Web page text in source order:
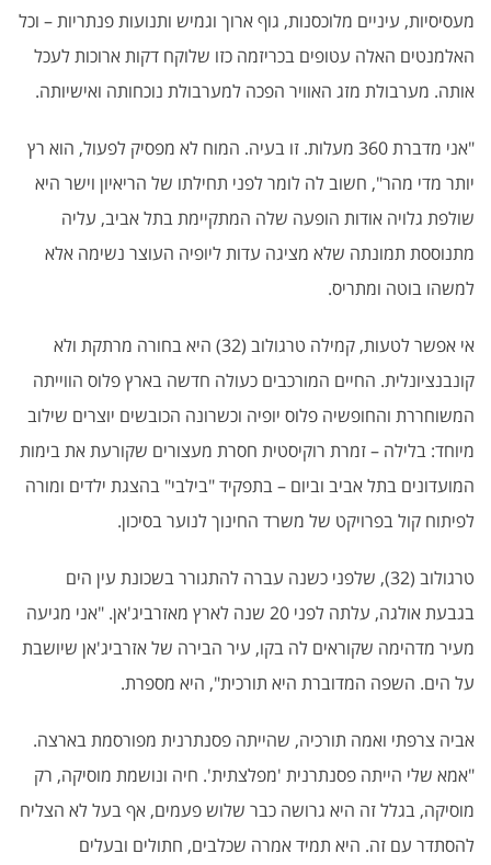
מעסיסיות, עיניים מלוכסנות, גוף ארוך וגמיש ותנועות פנתריות – וכל
האלמנטים האלה עטופים בכריזמה כזו שלוקח דקות ארוכות לעכל
אותה. מערבולת מזג האוויר הפכה למערבולת נוכחותה ואישיותה.
"
אני מדברת 360 מעלות. זו בעיה. המוח לא מפסיק לפעול, הוא רץ
יותר מדי מהר", חשוב לה לומר לפני תחילתו של הריאיון וישר היא
שולפת גלויה אודות הופעה שלה המתקיימת בתל אביב, עליה
מתנוססת תמונתה שלא מציגה עדות ליופיה העוצר נשימה אלא
למשהו בוטה ומתריס.
אי אפשר לטעות, קמילה טרגולוב (32) היא בחורה מרתקת ולא
קונבנציונלית. החיים המורכבים כעולה חדשה בארץ פלוס הווייתה
המשוחררת והחופשיה פלוס יופיה וכשרונה הכובשים יוצרים שילוב
מיוחד: בלילה – זמרת רוקיסטית חסרת מעצורים שקורעת את בימות
המועדונים בתל אביב וביום – בתפקיד "בילבי" בהצגת ילדים ומורה
לפיתוח קול בפרויקט של משרד החינוך לנוער בסיכון.
טרגולוב (32), שלפני כשנה עברה להתגורר בשכונת עין הים
בגבעת אולגה, עלתה לפני 20 שנה לארץ מאזרביג'אן. "אני מגיעה
מעיר מדהימה שקוראים לה בקו, עיר הבירה של אזרביג'אן שיושבת
על הים. השפה המדוברת היא תורכית", היא מספרת.
אביה צרפתי ואמה תורכיה, שהייתה פסנתרנית מפורסמת בארצה.
"אמא שלי הייתה פסנתרנית 'מפלצתית'. חיה ונושמת מוסיקה, רק
מוסיקה, בגלל זה היא גרושה כבר שלוש פעמים, אף בעל לא הצליח
להסתדר עם זה. היא תמיד אמרה שכלבים, חתולים ובעלים